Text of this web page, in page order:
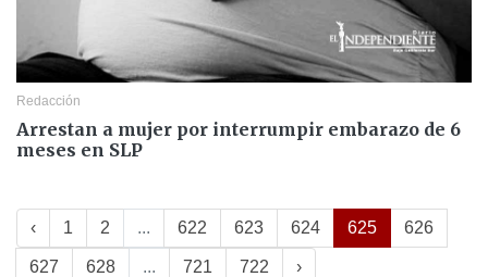
Redacción
Arrestan a mujer por interrumpir embarazo de 6
meses en SLP
‹ 1 2 ... 622 623 624 625 626
627 628 ... 721 722 ›